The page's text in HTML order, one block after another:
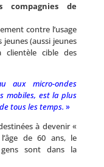
compagnies de
contre l’usage
(aussi jeunes
cible des
aux micro-ondes
mobiles, est la plus
tous les temps. »
à devenir «
de 60 ans, le
sont dans la